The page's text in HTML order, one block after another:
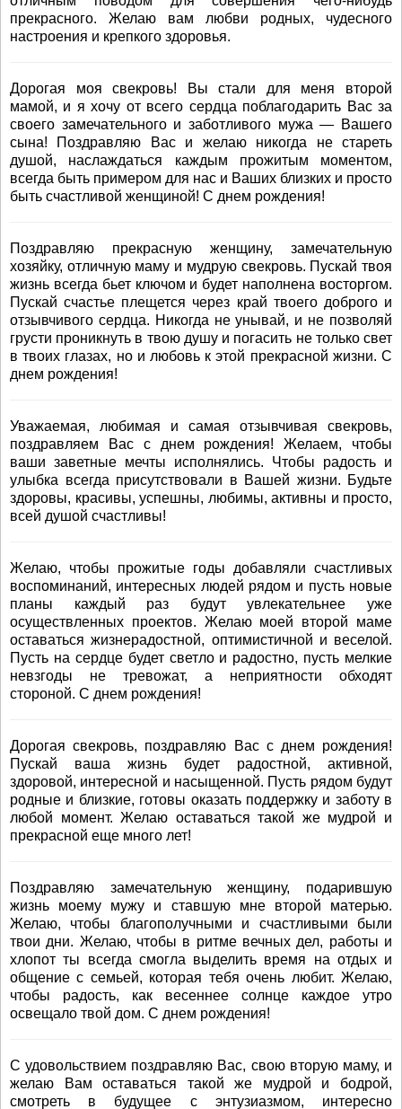
прекрасного. Желаю вам любви родных, чудесного
настроения и крепкого здоровья.
Дорогая моя свекровь! Вы стали для меня второй
мамой, и я хочу от всего сердца поблагодарить Вас за
своего замечательного и заботливого мужа — Вашего
сына! Поздравляю Вас и желаю никогда не стареть
душой, наслаждаться каждым прожитым моментом,
всегда быть примером для нас и Ваших близких и просто
быть счастливой женщиной! С днем рождения!
Поздравляю прекрасную женщину, замечательную
хозяйку, отличную маму и мудрую свекровь. Пускай твоя
жизнь всегда бьет ключом и будет наполнена восторгом.
Пускай счастье плещется через край твоего доброго и
отзывчивого сердца. Никогда не унывай, и не позволяй
грусти проникнуть в твою душу и погасить не только свет
в твоих глазах, но и любовь к этой прекрасной жизни. С
днем рождения!
Уважаемая, любимая и самая отзывчивая свекровь,
поздравляем Вас с днем рождения! Желаем, чтобы
ваши заветные мечты исполнялись. Чтобы радость и
улыбка всегда присутствовали в Вашей жизни. Будьте
здоровы, красивы, успешны, любимы, активны и просто,
всей душой счастливы!
Желаю, чтобы прожитые годы добавляли счастливых
воспоминаний, интересных людей рядом и пусть новые
планы каждый раз будут увлекательнее уже
осуществленных проектов. Желаю моей второй маме
оставаться жизнерадостной, оптимистичной и веселой.
Пусть на сердце будет светло и радостно, пусть мелкие
невзгоды не тревожат, а неприятности обходят
стороной. С днем рождения!
Дорогая свекровь, поздравляю Вас с днем рождения!
Пускай ваша жизнь будет радостной, активной,
здоровой, интересной и насыщенной. Пусть рядом будут
родные и близкие, готовы оказать поддержку и заботу в
любой момент. Желаю оставаться такой же мудрой и
прекрасной еще много лет!
Поздравляю замечательную женщину, подарившую
жизнь моему мужу и ставшую мне второй матерью.
Желаю, чтобы благополучными и счастливыми были
твои дни. Желаю, чтобы в ритме вечных дел, работы и
хлопот ты всегда смогла выделить время на отдых и
общение с семьей, которая тебя очень любит. Желаю,
чтобы радость, как весеннее солнце каждое утро
освещало твой дом. С днем рождения!
С удовольствием поздравляю Вас, свою вторую маму, и
желаю Вам оставаться такой же мудрой и бодрой,
смотреть в будущее с энтузиазмом, интересно